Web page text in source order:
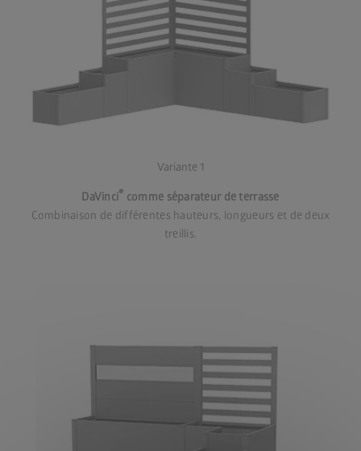
Variante 1
DaVinci® comme séparateur de terrasse
Combinaison de différentes hauteurs, longueurs et de deux
treillis.